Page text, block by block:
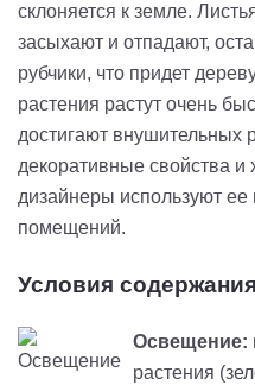
склоняется к земле.
засыхают и отпадают,
рубчики, что придет
растения растут очень
достигают внушительных
декоративные свойства и
дизайнеры используют
помещений.
Условия
Освещение:
растения